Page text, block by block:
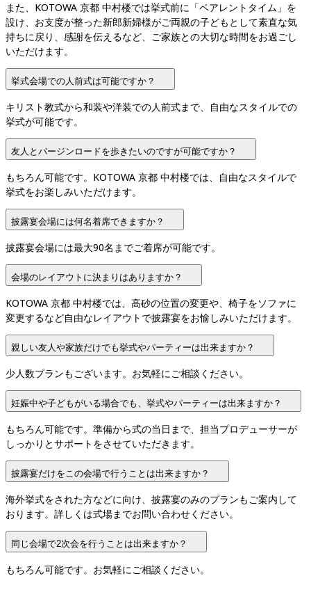
また、KOTOWA 京都 中村楼では挙式前に「ペアレントタイム」を
設け、お支度が整った新郎新婦様がご両親の子どもとして素直な気
持ちに戻り、感謝を伝えるなど、ご家族との大切な時間をお過ごし
いただけます。
挙式会場での人前式は可能ですか？
キリスト教式から和装や洋装での人前式まで、自由なスタイルでの
挙式が可能です。
友人とバージンロードを歩きたいのですが可能ですか？
もちろん可能です。KOTOWA 京都 中村楼では、自由なスタイルで
挙式をお楽しみいただけます。
披露宴会場には何名着席できますか？
披露宴会場には最大90名までご着席が可能です。
会場のレイアウトに決まりはありますか？
KOTOWA 京都 中村楼では、高砂の位置の変更や、椅子をソファに
変更するなど自由なレイアウトで披露宴をお愉しみいただけます。
親しい友人や家族だけでも挙式やパーティーは出来ますか？
少人数プランもございます。お気軽にご相談ください。
妊娠中や子どもがいる場合でも、挙式やパーティーは出来ますか？
もちろん可能です。準備から式の当日まで、担当プロデューサーが
しっかりとサポートをさせていただきます。
披露宴だけをこの会場で行うことは出来ますか？
海外挙式をされた方などに向け、披露宴のみのプランもご案内して
おります。詳しくは式場までお問い合わせください。
同じ会場で2次会を行うことは出来ますか？
もちろん可能です。お気軽にご相談ください。